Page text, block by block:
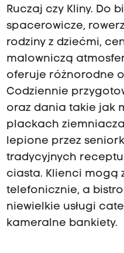
Ruczaj czy Kliny. Do
spacerowicze,
rodziny z dziećmi,
malowniczą
oferuje różnorodne
Codziennie
oraz dania takie jak
plackach
lepione przez
tradycyjnych
ciasta. Klienci mogą
telefonicznie, a
niewielkie usługi
kameralne bankiety.